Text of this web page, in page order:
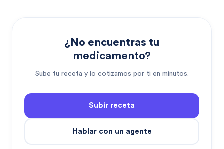
¿No encuentras tu
medicamento?
Sube tu receta y lo cotizamos por ti en minutos.
Subir receta
Hablar con un agente